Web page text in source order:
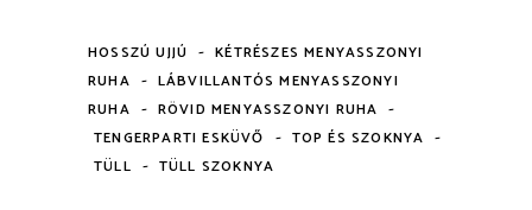
HOSSZÚ UJJÚ - KÉTRÉSZES MENYASSZONYI
RUHA - LÁBVILLANTÓS MENYASSZONYI
RUHA - RÖVID MENYASSZONYI RUHA -
TENGERPARTI ESKÜVŐ - TOP ÉS SZOKNYA -
TÜLL - TÜLL SZOKNYA